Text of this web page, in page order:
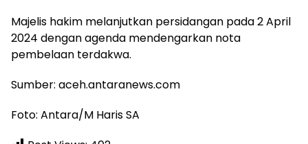
Majelis hakim melanjutkan persidangan pada 2 April
2024 dengan agenda mendengarkan nota
pembelaan terdakwa.
Sumber: aceh.antaranews.com
Foto: Antara/M Haris SA